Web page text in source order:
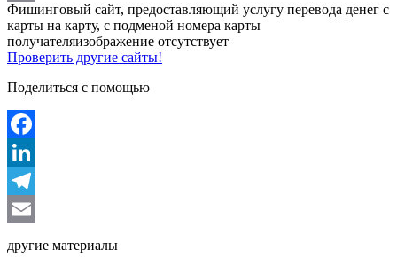
Email
Фишинговый сайт, предоставляющий услугу перевода денег с
карты на карту, с подменой номера карты
получателяизображение отсутствует
Проверить другие сайты!
Поделиться с помощью
Facebook
LinkedIn
Telegram
другие материалы